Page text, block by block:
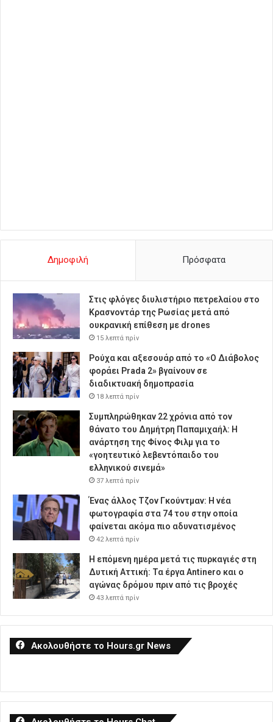
Δημοφιλή Πρόσφατα
Στις φλόγες διυλιστήριο πετρελαίου στο
Κρασνοντάρ της Ρωσίας μετά από
ουκρανική επίθεση με drones
15 λεπτά πρίν
Ρούχα και αξεσουάρ από το «Ο Διάβολος
φοράει Prada 2» βγαίνουν σε
διαδικτυακή δημοπρασία
18 λεπτά πρίν
Συμπληρώθηκαν 22 χρόνια από τον
θάνατο του Δημήτρη Παπαμιχαήλ: Η
ανάρτηση της Φίνος Φιλμ για το
«γοητευτικό λεβεντόπαιδο του
ελληνικού σινεμά»
37 λεπτά πρίν
Ένας άλλος Τζον Γκούντμαν: H νέα
φωτογραφία στα 74 του στην οποία
φαίνεται ακόμα πιο αδυνατισμένος
42 λεπτά πρίν
Η επόμενη ημέρα μετά τις πυρκαγιές στη
Δυτική Αττική: Τα έργα Antinero και ο
αγώνας δρόμου πριν από τις βροχές
43 λεπτά πρίν
Ακολουθήστε το Hours.gr News